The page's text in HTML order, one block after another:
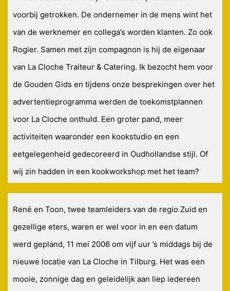
voorbij getrokken. De ondernemer in de mens wint het
van de werknemer en collega’s worden klanten. Zo ook
Rogier. Samen met zijn compagnon is hij de eigenaar
van La Cloche Traiteur & Catering. Ik bezocht hem voor
de Gouden Gids en tijdens onze besprekingen over het
advertentieprogramma werden de toekomstplannen
voor La Cloche onthuld. Een groter pand, meer
activiteiten waaronder een kookstudio en een
eetgelegenheid gedecoreerd in Oudhollandse stijl. Of
wij zin hadden in een kookworkshop met het team?
René en Toon, twee teamleiders van de regio Zuid en
gezellige eters, waren er wel voor in en een datum
werd gepland, 11 mei 2006 om vijf uur ’s middags bij de
nieuwe locatie van La Cloche in Tilburg. Het was een
mooie, zonnige dag en geleidelijk aan liep iedereen